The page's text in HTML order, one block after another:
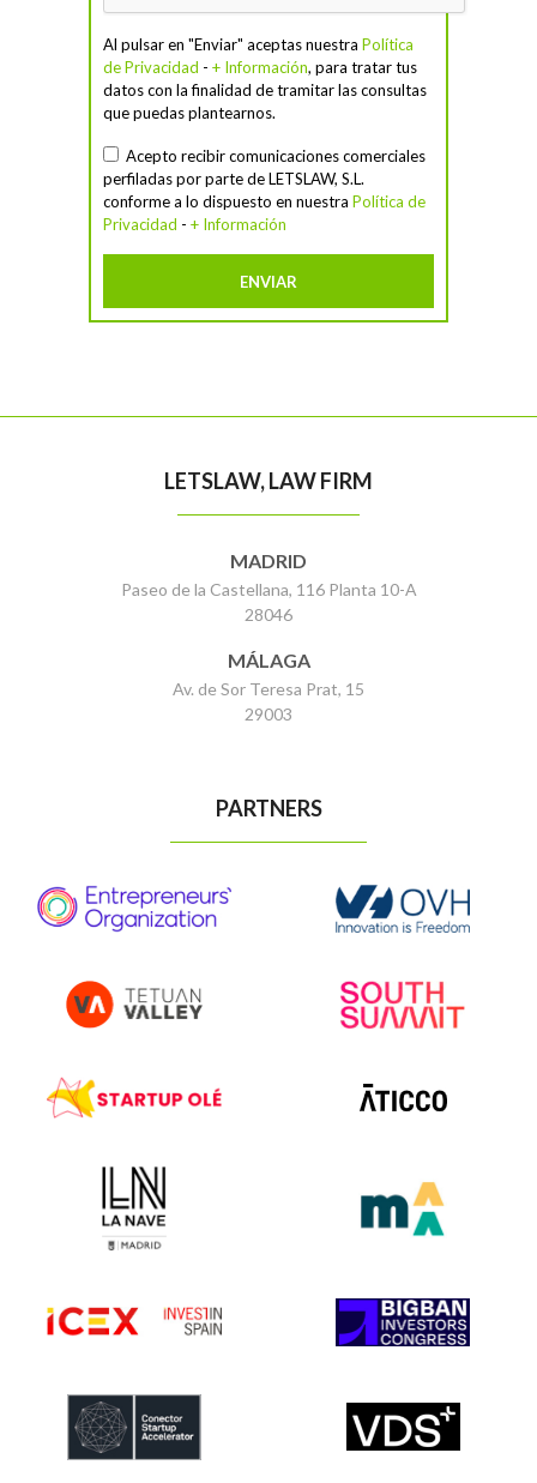
Al pulsar en "Enviar" aceptas nuestra Política
de Privacidad - + Información, para tratar tus
datos con la finalidad de tramitar las consultas
que puedas plantearnos.
Acepto recibir comunicaciones comerciales
perfiladas por parte de LETSLAW, S.L.
conforme a lo dispuesto en nuestra Política de
Privacidad - + Información
LETSLAW, LAW FIRM
MADRID
Paseo de la Castellana, 116 Planta 10-A
28046
MÁLAGA
Av. de Sor Teresa Prat, 15
29003
PARTNERS